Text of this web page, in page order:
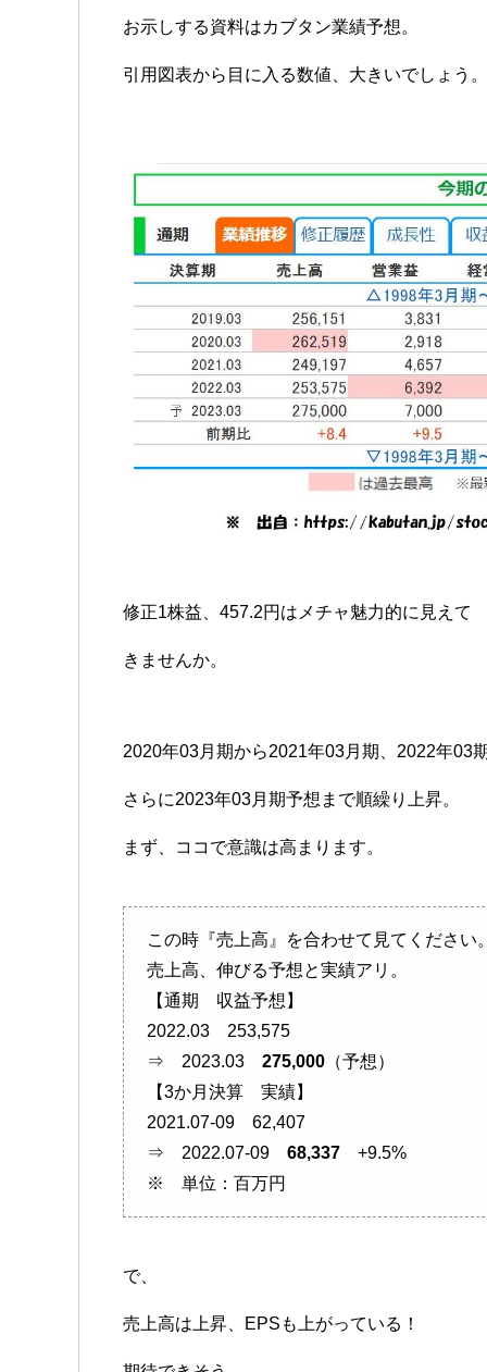
お示しする資料はカブタン業績予想。
引用図表から目に入る数値、大きいでしょう。
修正1株益、457.2円はメチャ魅力的に見えて
きませんか。
2020年03月期から2021年03月期、2022年03
さらに2023年03月期予想まで順繰り上昇。
まず、ココで意識は高まります。
この時『売上高』を合わせて見てください
売上高、伸びる予想と実績アリ。
【通期 収益予想】
2022.03 253,575
⇒ 2023.03 275,000（予想）
【3か月決算 実績】
2021.07-09 62,407
⇒ 2022.07-09 68,337+9.5%
※ 単位：百万円
で、
売上高は上昇、EPSも上がっている！